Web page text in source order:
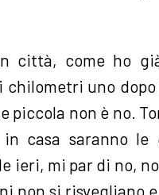
città, come ho
uno
piccola non è no.
in casa saranno
ieri, mi par di no,
non si risvegliano